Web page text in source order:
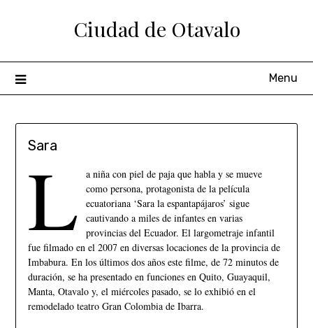
Ciudad de Otavalo
Menu
Sara
L
a niña con piel de paja que habla y se mueve
como persona, protagonista de la película
ecuatoriana ‘Sara la espantapájaros’ sigue
cautivando a miles de infantes en varias
provincias del Ecuador. El largometraje infantil
fue filmado en el 2007 en diversas locaciones de la provincia de
Imbabura. En los últimos dos años este filme, de 72 minutos de
duración, se ha presentado en funciones en Quito, Guayaquil,
Manta, Otavalo y, el miércoles pasado, se lo exhibió en el
remodelado teatro Gran Colombia de Ibarra.